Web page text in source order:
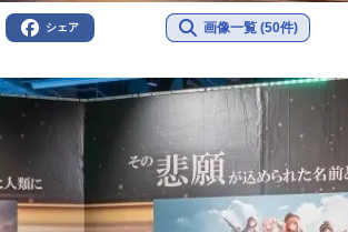
シェア 画像一覧 (50件)